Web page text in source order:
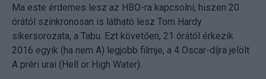
Ma este érdemes lesz az HBO-ra kapcsolni, hiszen 20
órától szinkronosan is látható lesz Tom Hardy
sikersorozata, a Tabu. Ezt követően, 21 órától érkezik
2016 egyik (ha nem A) legjobb filmje, a 4 Oscar-díjra jelölt
A préri urai (Hell or High Water).